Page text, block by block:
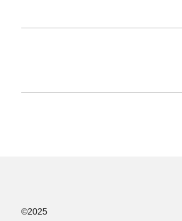
©2025